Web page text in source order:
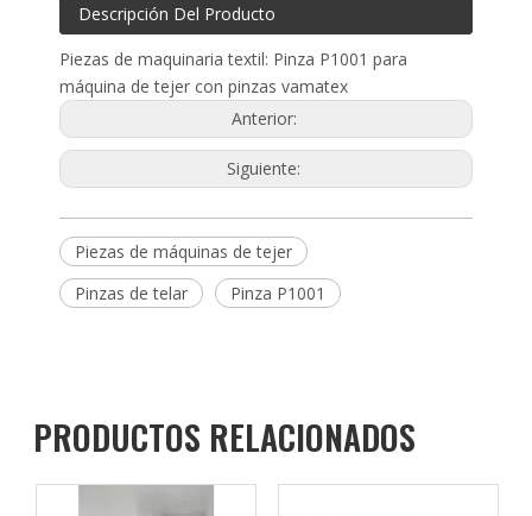
Descripción Del Producto
Piezas de maquinaria textil: Pinza P1001 para
máquina de tejer con pinzas vamatex
Anterior:
Siguiente:
Piezas de máquinas de tejer
Pinzas de telar
Pinza P1001
PRODUCTOS RELACIONADOS